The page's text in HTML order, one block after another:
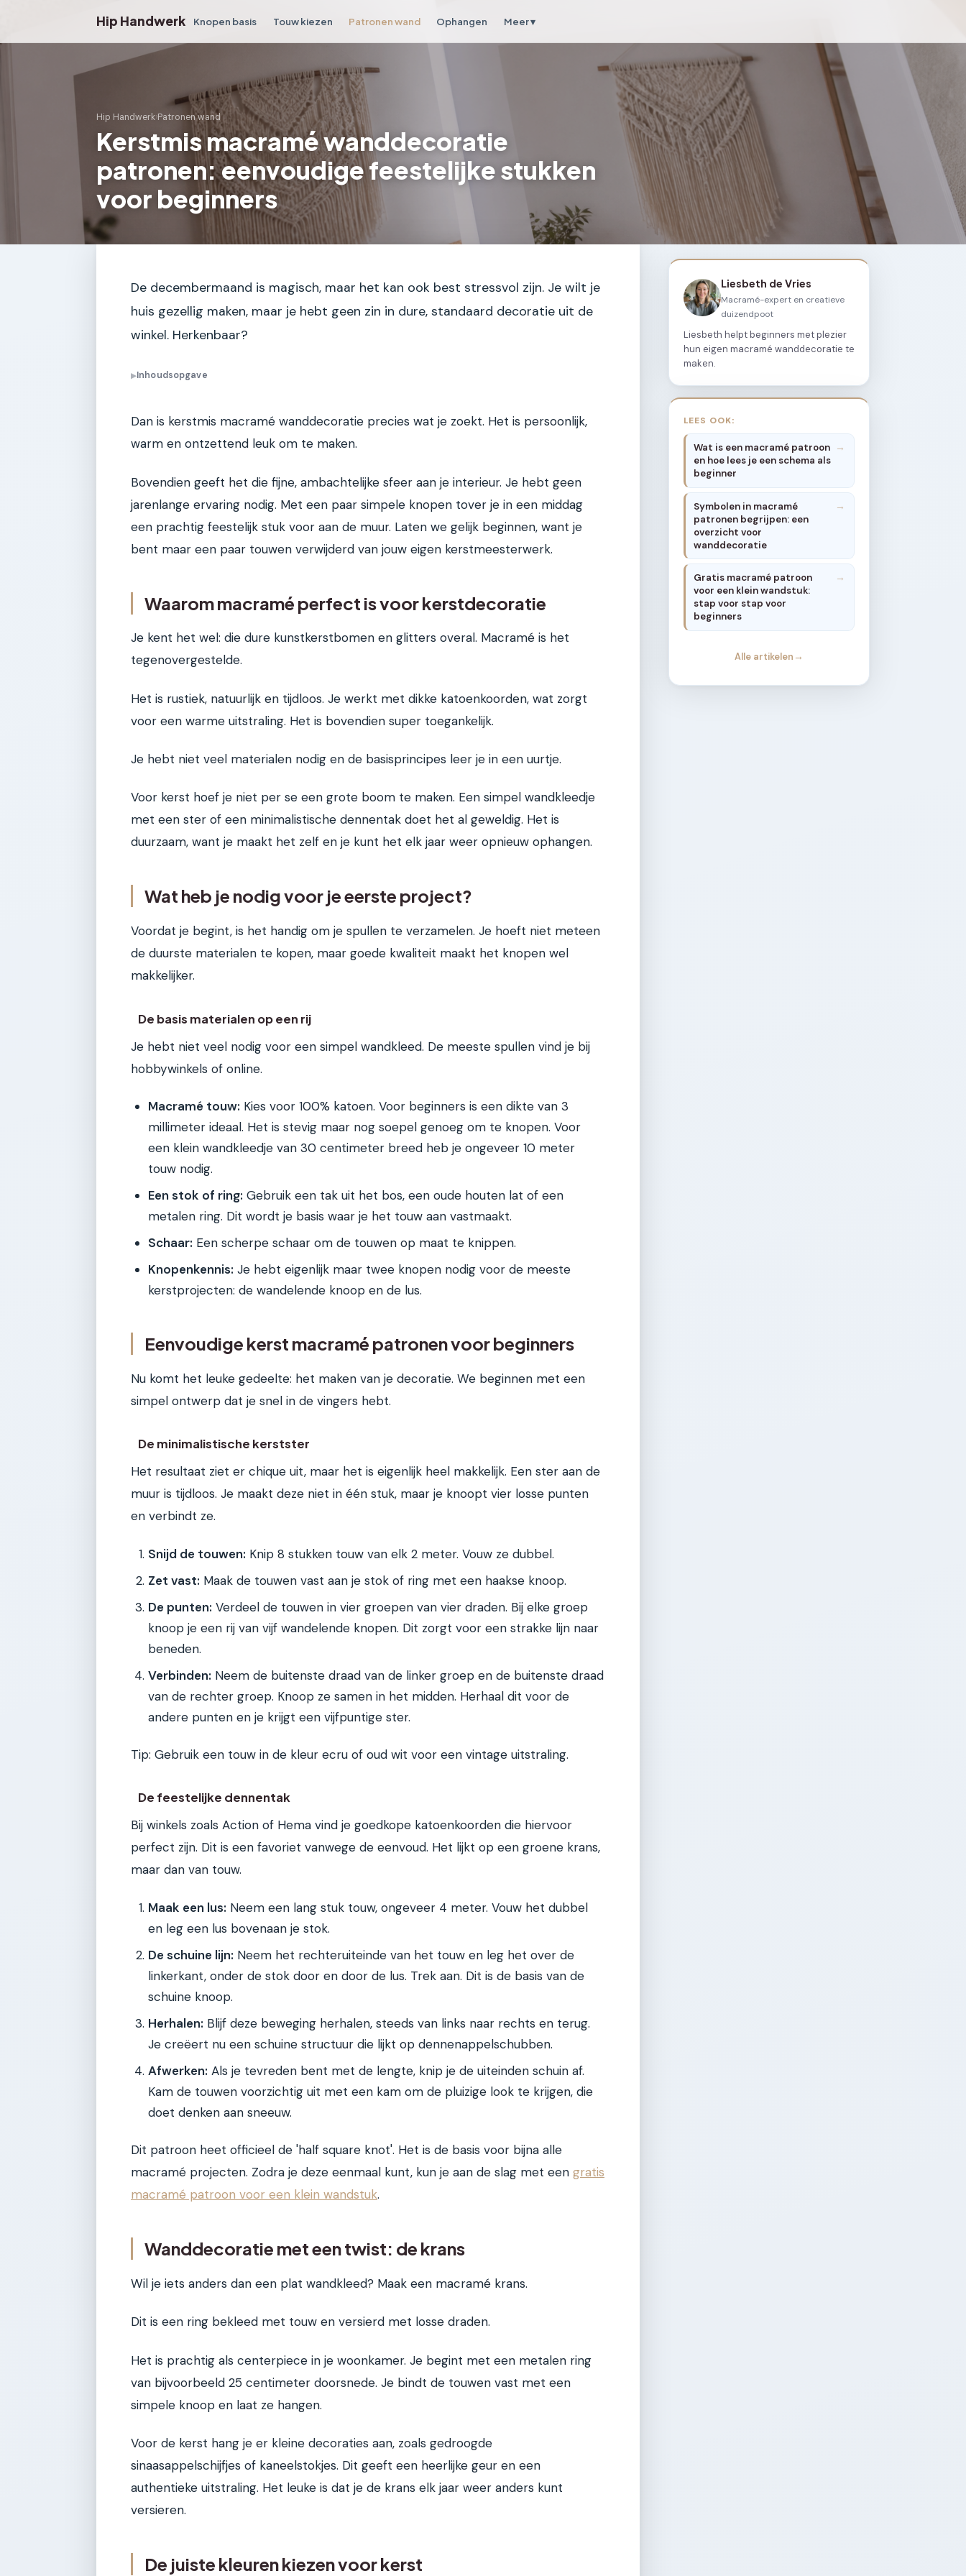
Hip Handwerk Knopen basis Touw kiezen Patronen wand Ophangen Meer ▾
Hip Handwerk›Patronen wand
Kerstmis macramé wanddecoratie
patronen: eenvoudige feestelijke stukken
voor beginners
De decembermaand is magisch, maar het kan ook best stressvol zijn. Je wilt je
huis gezellig maken, maar je hebt geen zin in dure, standaard decoratie uit de
winkel. Herkenbaar?
▶Inhoudsopgave
Dan is kerstmis macramé wanddecoratie precies wat je zoekt. Het is persoonlijk,
warm en ontzettend leuk om te maken.
Bovendien geeft het die fijne, ambachtelijke sfeer aan je interieur. Je hebt geen
jarenlange ervaring nodig. Met een paar simpele knopen tover je in een middag
een prachtig feestelijk stuk voor aan de muur. Laten we gelijk beginnen, want je
bent maar een paar touwen verwijderd van jouw eigen kerstmeesterwerk.
Waarom macramé perfect is voor kerstdecoratie
Je kent het wel: die dure kunstkerstbomen en glitters overal. Macramé is het
tegenovergestelde.
Het is rustiek, natuurlijk en tijdloos. Je werkt met dikke katoenkoorden, wat zorgt
voor een warme uitstraling. Het is bovendien super toegankelijk.
Je hebt niet veel materialen nodig en de basisprincipes leer je in een uurtje.
Voor kerst hoef je niet per se een grote boom te maken. Een simpel wandkleedje
met een ster of een minimalistische dennentak doet het al geweldig. Het is
duurzaam, want je maakt het zelf en je kunt het elk jaar weer opnieuw ophangen.
Wat heb je nodig voor je eerste project?
Voordat je begint, is het handig om je spullen te verzamelen. Je hoeft niet meteen
de duurste materialen te kopen, maar goede kwaliteit maakt het knopen wel
makkelijker.
De basis materialen op een rij
Je hebt niet veel nodig voor een simpel wandkleed. De meeste spullen vind je bij
hobbywinkels of online.
Macramé touw: Kies voor 100% katoen. Voor beginners is een dikte van 3
millimeter ideaal. Het is stevig maar nog soepel genoeg om te knopen. Voor
een klein wandkleedje van 30 centimeter breed heb je ongeveer 10 meter
touw nodig.
Een stok of ring: Gebruik een tak uit het bos, een oude houten lat of een
metalen ring. Dit wordt je basis waar je het touw aan vastmaakt.
Schaar: Een scherpe schaar om de touwen op maat te knippen.
Knopenkennis: Je hebt eigenlijk maar twee knopen nodig voor de meeste
kerstprojecten: de wandelende knoop en de lus.
Eenvoudige kerst macramé patronen voor beginners
Nu komt het leuke gedeelte: het maken van je decoratie. We beginnen met een
simpel ontwerp dat je snel in de vingers hebt.
De minimalistische kerstster
Het resultaat ziet er chique uit, maar het is eigenlijk heel makkelijk. Een ster aan de
muur is tijdloos. Je maakt deze niet in één stuk, maar je knoopt vier losse punten
en verbindt ze.
Snijd de touwen: Knip 8 stukken touw van elk 2 meter. Vouw ze dubbel.
Zet vast: Maak de touwen vast aan je stok of ring met een haakse knoop.
De punten: Verdeel de touwen in vier groepen van vier draden. Bij elke groep
knoop je een rij van vijf wandelende knopen. Dit zorgt voor een strakke lijn naar
beneden.
Verbinden: Neem de buitenste draad van de linker groep en de buitenste draad
van de rechter groep. Knoop ze samen in het midden. Herhaal dit voor de
andere punten en je krijgt een vijfpuntige ster.
Tip: Gebruik een touw in de kleur ecru of oud wit voor een vintage uitstraling.
De feestelijke dennentak
Bij winkels zoals Action of Hema vind je goedkope katoenkoorden die hiervoor
perfect zijn. Dit is een favoriet vanwege de eenvoud. Het lijkt op een groene krans,
maar dan van touw.
Maak een lus: Neem een lang stuk touw, ongeveer 4 meter. Vouw het dubbel
en leg een lus bovenaan je stok.
De schuine lijn: Neem het rechteruiteinde van het touw en leg het over de
linkerkant, onder de stok door en door de lus. Trek aan. Dit is de basis van de
schuine knoop.
Herhalen: Blijf deze beweging herhalen, steeds van links naar rechts en terug.
Je creëert nu een schuine structuur die lijkt op dennenappelschubben.
Afwerken: Als je tevreden bent met de lengte, knip je de uiteinden schuin af.
Kam de touwen voorzichtig uit met een kam om de pluizige look te krijgen, die
doet denken aan sneeuw.
Dit patroon heet officieel de 'half square knot'. Het is de basis voor bijna alle
macramé projecten. Zodra je deze eenmaal kunt, kun je aan de slag met een gratis
macramé patroon voor een klein wandstuk.
Wanddecoratie met een twist: de krans
Wil je iets anders dan een plat wandkleed? Maak een macramé krans.
Dit is een ring bekleed met touw en versierd met losse draden.
Het is prachtig als centerpiece in je woonkamer. Je begint met een metalen ring
van bijvoorbeeld 25 centimeter doorsnede. Je bindt de touwen vast met een
simpele knoop en laat ze hangen.
Voor de kerst hang je er kleine decoraties aan, zoals gedroogde
sinaasappelschijfjes of kaneelstokjes. Dit geeft een heerlijke geur en een
authentieke uitstraling. Het leuke is dat je de krans elk jaar weer anders kunt
versieren.
De juiste kleuren kiezen voor kerst
Liesbeth de Vries
Macramé-expert en creatieve
duizendpoot
Liesbeth helpt beginners met plezier
hun eigen macramé wanddecoratie te
maken.
LEES OOK:
Wat is een macramé patroon
en hoe lees je een schema als
beginner
Symbolen in macramé
patronen begrijpen: een
overzicht voor
wanddecoratie
Gratis macramé patroon
voor een klein wandstuk:
stap voor stap voor
beginners
Alle artikelen